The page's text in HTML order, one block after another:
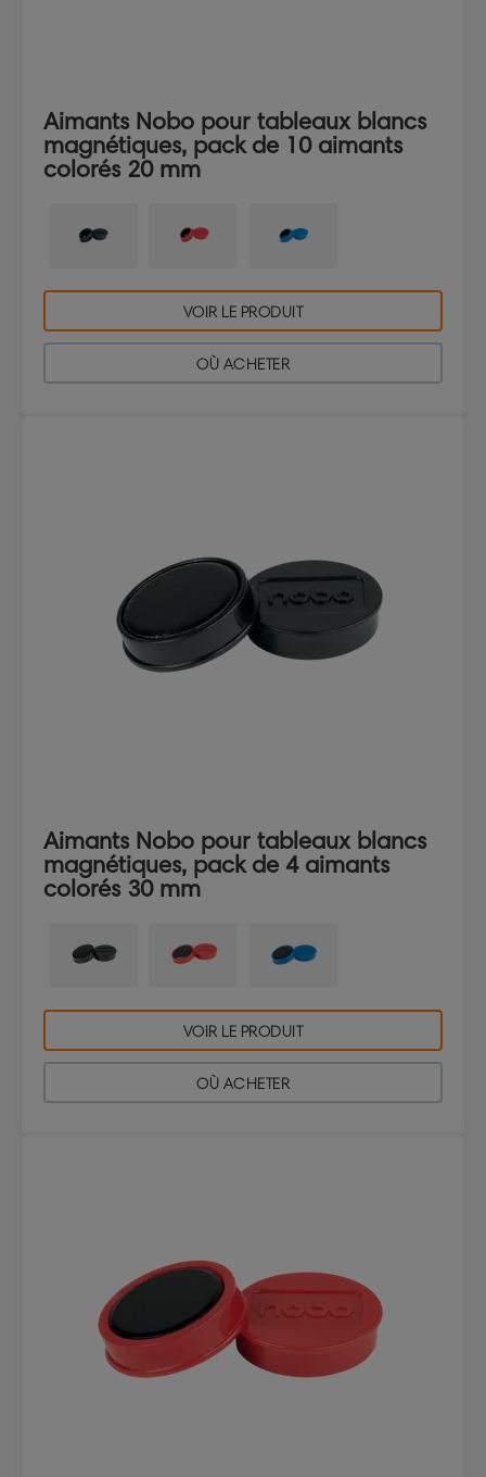
Aimants Nobo pour tableaux blancs
magnétiques, pack de 10 aimants
colorés 20 mm
VOIR LE PRODUIT
OÙ ACHETER
Aimants Nobo pour tableaux blancs
magnétiques, pack de 4 aimants
colorés 30 mm
VOIR LE PRODUIT
OÙ ACHETER